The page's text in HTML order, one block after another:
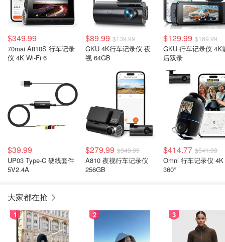
$349.99
70mai A810S 行车记录
仪 4K Wi-Fi 6
$89.99 $139.99
GKU 4K行车记录仪 夜
视 64GB
$129.99 $169.99
GKU 行车记录仪 4K
后双录
$39.99
UP03 Type-C 硬线套件
5V2.4A
$279.99 $349.99
A810 夜视行车记录仪
256GB
$414.77 $541.99
Omni 行车记录仪 4K
360°
大家都在抢
1 2 3